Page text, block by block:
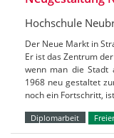
Hochschule
Der Neue Markt in
Er ist das Zentrum
wenn man die Stadt
1968 neu gestaltet
noch ein Fortschritt,
Diplomarbeit